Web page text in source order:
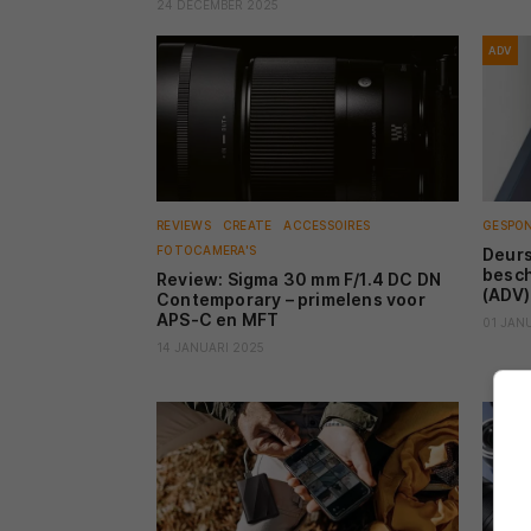
24 DECEMBER 2025
REVIEWS CREATE
ACCESSOIRES
FOTOCAMERA'S
Review: Sigma 30 mm F/1.4 DC DN
Contemporary – primelens voor
APS-C en MFT
14 JANUARI 2025
ADV
(ADV)
01